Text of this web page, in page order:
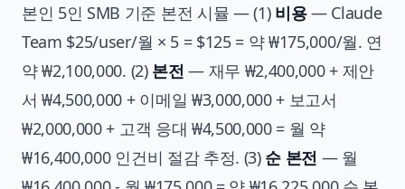
본인 5인 SMB 기준 본전 시뮬 — (1) 비용— Claude
Team $25/user/월 × 5 = $125 = 약 ₩175,000/월. 연
약 ₩2,100,000. (2) 본전 — 재무 ₩2,400,000 + 제안
서 ₩4,500,000 + 이메일 ₩3,000,000 + 보고서
₩2,000,000 + 고객 응대 ₩4,500,000 = 월 약
₩16,400,000 인건비 절감 추정. (3) 순 본전 — 월